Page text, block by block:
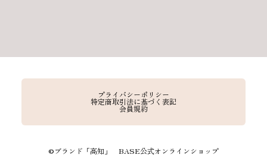
プライバシーポリシー
特定商取引法に基づく表記
会員規約
©︎ブランド「高知」 BASE公式オンラインショップ